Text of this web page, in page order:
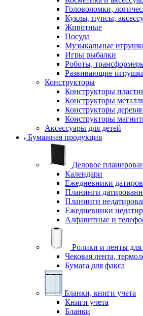
Головоломки,
Куклы, пупсы,
Животные
Посуда
Музыкальные
Игры рыбалки
Роботы,
Развивающие
Конструкторы
Конструкторы
Конструкторы
Конструкторы
Конструкторы
Аксессуары для детей
Бумажная продукция
Деловое
Календари
Ежедневники
Планинги
Планинги
Ежедневники
Алфавитные и
Ролики и ленты
Чековая лента,
Бумага для факса
Бланки, книги учета
Книги учета
Бланки